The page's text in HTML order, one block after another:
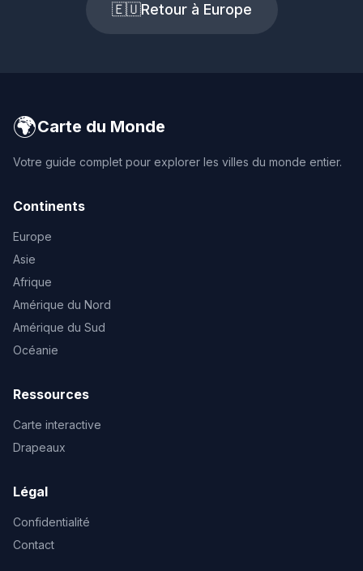
🇪🇺Retour à Europe
🌍Carte du Monde
Votre guide complet pour explorer les villes du monde entier.
Continents
Europe
Asie
Afrique
Amérique du Nord
Amérique du Sud
Océanie
Ressources
Carte interactive
Drapeaux
Légal
Confidentialité
Contact